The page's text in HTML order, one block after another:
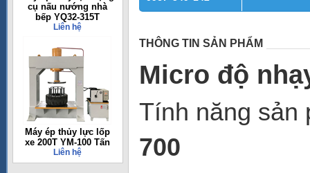
cụ nấu nướng nhà
bếp YQ32-315T
Liên hệ
Máy ép thủy lực lốp
xe 200T YM-100 Tấn
Liên hệ
THÔNG TIN SẢN PHẨM
Micro độ
Tính năng sản
700